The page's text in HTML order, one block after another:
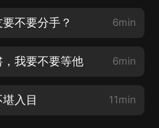
不要分手？ 6min
我要不要等他 6min
入目 11min